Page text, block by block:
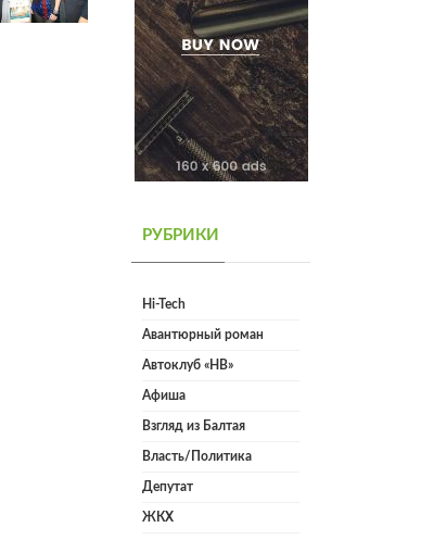
РУБРИКИ
Hi-Tech
Авантюрный роман
Автоклуб «НВ»
Афиша
Взгляд из Балтая
Власть/Политика
Депутат
ЖКХ